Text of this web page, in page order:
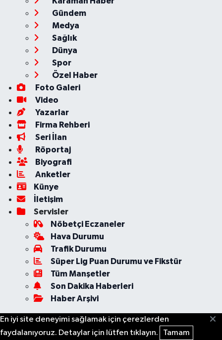
Gündem
Medya
Sağlık
Dünya
Spor
Özel Haber
Foto Galeri
Video
Yazarlar
Firma Rehberi
Seri İlan
Röportaj
Biyografi
Anketler
Künye
İletişim
Servisler
Nöbetçi Eczaneler
Hava Durumu
Trafik Durumu
Süper Lig Puan Durumu ve Fikstür
Tüm Manşetler
Son Dakika Haberleri
Haber Arşivi
En iyi site deneyimi sağlamak için çerezlerden
faydalanıyoruz. Detaylar için lütfen tıklayın.
Tamam